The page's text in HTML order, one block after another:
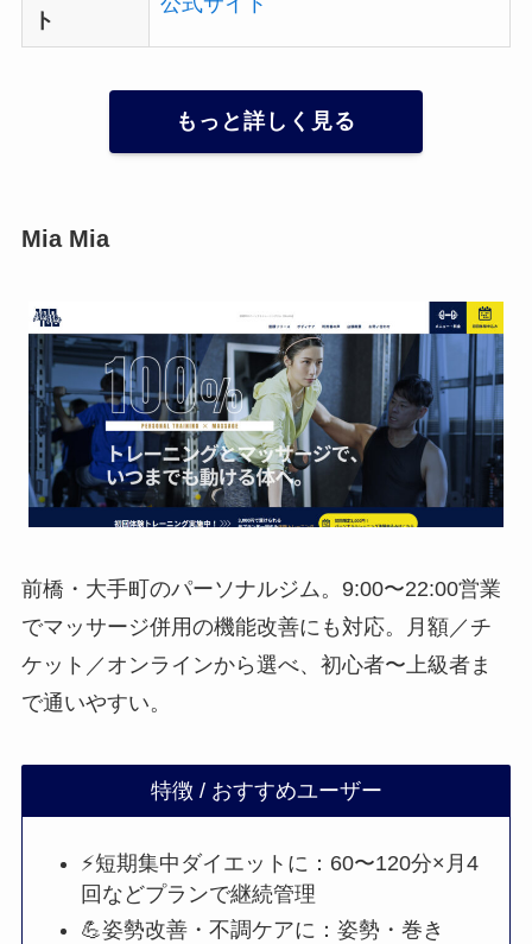
ト
もっと詳しく見る
Mia Mia
前橋・大手町のパーソナルジム。9:00〜22:00営業
でマッサージ併用の機能改善にも対応。月額／チ
ケット／オンラインから選べ、初心者〜上級者ま
で通いやすい。
特徴 / おすすめユーザー
⚡短期集中ダイエットに：60〜120分×月4
回などプランで継続管理
💪姿勢改善・不調ケアに：姿勢・巻き